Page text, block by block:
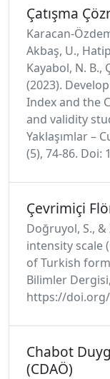
Çatışma
Karacan-
Akbaş, U.,
Kayabol, N. B.,
(2023).
Index and the
and validity
Yaklaşımlar –
(5), 74-86. Doi:
Çevrimiçi
Doğruyol, S.,
intensity scale
of Turkish
Bilimler
https://doi.org/
Chabot
(CDAÖ)